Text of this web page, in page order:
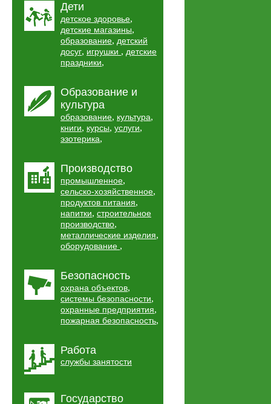
Дети
детское здоровье,
детские магазины,
образование, детский
досуг, игрушки , детские
праздники,
Образование и
культура
образование, культура,
книги, курсы, услуги,
эзотерика,
Производство
промышленное,
сельско-хозяйственное,
продуктов питания,
напитки, строительное
производство,
металлические изделия,
оборудование ,
Безопасность
охрана объектов,
системы безопасности,
охранные предприятия,
пожарная безопасность,
Работа
службы занятости
Государство